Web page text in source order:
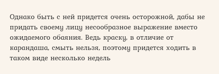
Однако быть с ней придется очень осторожной, дабы не
придать своему лицу несообразное выражение вместо
ожидаемого обаяния. Ведь краску, в отличие от
карандаша, смыть нельзя, поэтому придется ходить в
таком виде несколько недель